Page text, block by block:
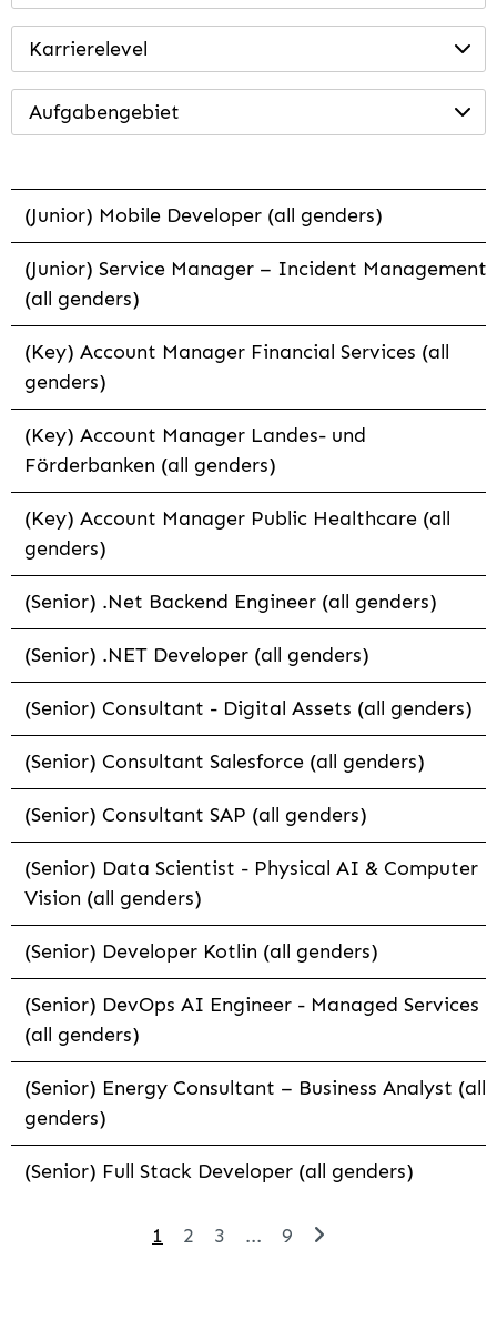
Karrierelevel
Aufgabengebiet
(Junior) Mobile Developer (all genders)
(Junior) Service Manager – Incident Management
(all genders)
(Key) Account Manager Financial Services (all
genders)
(Key) Account Manager Landes- und
Förderbanken (all genders)
(Key) Account Manager Public Healthcare (all
genders)
(Senior) .Net Backend Engineer (all genders)
(Senior) .NET Developer (all genders)
(Senior) Consultant - Digital Assets (all genders)
(Senior) Consultant Salesforce (all genders)
(Senior) Consultant SAP (all genders)
(Senior) Data Scientist - Physical AI & Computer
Vision (all genders)
(Senior) Developer Kotlin (all genders)
(Senior) DevOps AI Engineer - Managed Services
(all genders)
(Senior) Energy Consultant – Business Analyst (all
genders)
(Senior) Full Stack Developer (all genders)
1 2 3 ... 9